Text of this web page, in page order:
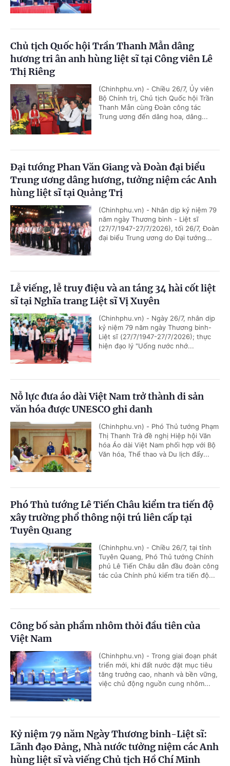
Chủ tịch Quốc hội Trần Thanh Mẫn dâng
hương tri ân anh hùng liệt sĩ tại Công viên Lê
Thị Riêng
(Chinhphu.vn) - Chiều 26/7, Ủy viên
Bộ Chính trị, Chủ tịch Quốc hội Trần
Thanh Mẫn cùng Đoàn công tác
Trung ương đến dâng hoa, dâng...
Đại tướng Phan Văn Giang và Đoàn đại biểu
Trung ương dâng hương, tưởng niệm các Anh
hùng liệt sĩ tại Quảng Trị
(Chinhphu.vn) - Nhân dịp kỷ niệm 79
năm ngày Thương binh - Liệt sĩ
(27/7/1947-27/7/2026), tối 26/7, Đoàn
đại biểu Trung ương do Đại tướng...
Lễ viếng, lễ truy điệu và an táng 34 hài cốt liệt
sĩ tại Nghĩa trang Liệt sĩ Vị Xuyên
(Chinhphu.vn) - Ngày 26/7, nhân dịp
kỷ niệm 79 năm ngày Thương binh-
Liệt sĩ (27/7/1947-27/7/2026); thực
hiện đạo lý "Uống nước nhớ...
Nỗ lực đưa áo dài Việt Nam trở thành di sản
văn hóa được UNESCO ghi danh
(Chinhphu.vn) - Phó Thủ tướng Phạm
Thị Thanh Trà đề nghị Hiệp hội Văn
hóa Áo dài Việt Nam phối hợp với Bộ
Văn hóa, Thể thao và Du lịch đẩy...
Phó Thủ tướng Lê Tiến Châu kiểm tra tiến độ
xây trường phổ thông nội trú liên cấp tại
Tuyên Quang
(Chinhphu.vn) - Chiều 26/7, tại tỉnh
Tuyên Quang, Phó Thủ tướng Chính
phủ Lê Tiến Châu dẫn đầu đoàn công
tác của Chính phủ kiểm tra tiến độ...
Công bố sản phẩm nhôm thỏi đầu tiên của
Việt Nam
(Chinhphu.vn) - Trong giai đoạn phát
triển mới, khi đất nước đặt mục tiêu
tăng trưởng cao, nhanh và bền vững,
việc chủ động nguồn cung nhôm...
Kỷ niệm 79 năm Ngày Thương binh-Liệt sĩ:
Lãnh đạo Đảng, Nhà nước tưởng niệm các Anh
hùng liệt sĩ và viếng Chủ tịch Hồ Chí Minh